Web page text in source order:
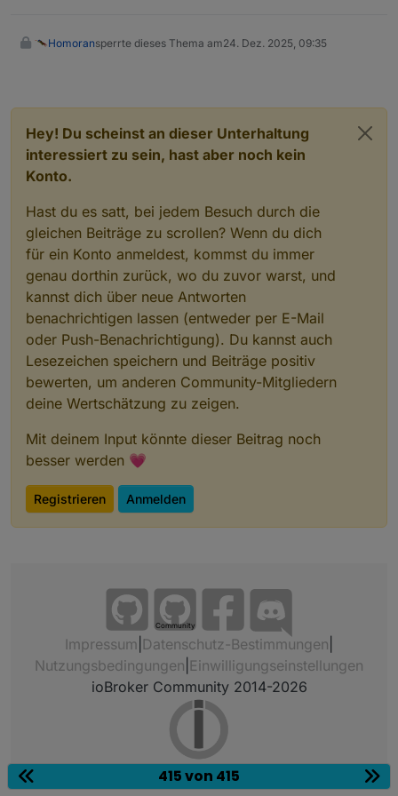
Homoransperrte dieses Thema am24. Dez. 2025, 09:35
Hey! Du scheinst an dieser Unterhaltung
interessiert zu sein, hast aber noch kein
Konto.
Hast du es satt, bei jedem Besuch durch die
gleichen Beiträge zu scrollen? Wenn du dich
für ein Konto anmeldest, kommst du immer
genau dorthin zurück, wo du zuvor warst, und
kannst dich über neue Antworten
benachrichtigen lassen (entweder per E-Mail
oder Push-Benachrichtigung). Du kannst auch
Lesezeichen speichern und Beiträge positiv
bewerten, um anderen Community-Mitgliedern
deine Wertschätzung zu zeigen.
Mit deinem Input könnte dieser Beitrag noch
besser werden 💗
Registrieren Anmelden
Community
Impressum Datenschutz-Bestimmungen
Nutzungsbedingungen Einwilligungseinstellungen
ioBroker Community 2014-2026
415 von 415